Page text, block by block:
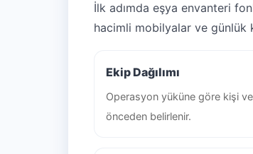
İlk adımda eşya envanteri
hacimli mobilyalar ve günlük
Ekip Dağılımı
Operasyon yüküne göre kişi ve
önceden belirlenir.